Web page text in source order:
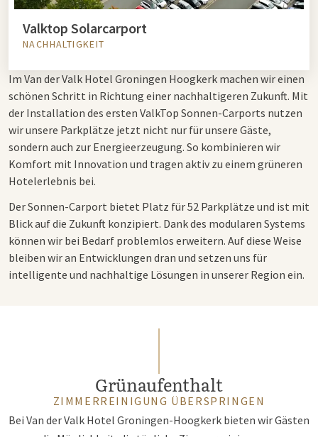
Valktop Solarcarport
NACHHALTIGKEIT
Im Van der Valk Hotel Groningen Hoogkerk machen wir einen
schönen Schritt in Richtung einer nachhaltigeren Zukunft. Mit
der Installation des ersten ValkTop Sonnen-Carports nutzen
wir unsere Parkplätze jetzt nicht nur für unsere Gäste,
sondern auch zur Energieerzeugung. So kombinieren wir
Komfort mit Innovation und tragen aktiv zu einem grüneren
Hotelerlebnis bei.
Der Sonnen-Carport bietet Platz für 52 Parkplätze und ist mit
Blick auf die Zukunft konzipiert. Dank des modularen Systems
können wir bei Bedarf problemlos erweitern. Auf diese Weise
bleiben wir an Entwicklungen dran und setzen uns für
intelligente und nachhaltige Lösungen in unserer Region ein.
Grünaufenthalt
ZIMMERREINIGUNG ÜBERSPRINGEN
Bei Van der Valk Hotel Groningen-Hoogkerk bieten wir Gästen